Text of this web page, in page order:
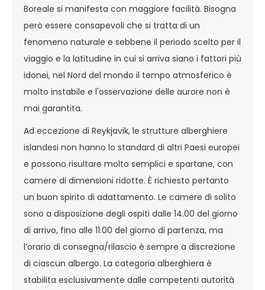
Boreale si manifesta con maggiore facilità. Bisogna
però essere consapevoli che si tratta di un
fenomeno naturale e sebbene il periodo scelto per il
viaggio e la latitudine in cui si arriva siano i fattori più
idonei, nel Nord del mondo il tempo atmosferico è
molto instabile e l'osservazione delle aurore non è
mai garantita.
Ad eccezione di Reykjavik, le strutture alberghiere
islandesi non hanno lo standard di altri Paesi europei
e possono risultare molto semplici e spartane, con
camere di dimensioni ridotte. È richiesto pertanto
un buon spirito di adattamento. Le camere di solito
sono a disposizione degli ospiti dalle 14.00 del giorno
di arrivo, fino alle 11.00 del giorno di partenza, ma
l’orario di consegna/rilascio è sempre a discrezione
di ciascun albergo. La categoria alberghiera è
stabilita esclusivamente dalle competenti autorità